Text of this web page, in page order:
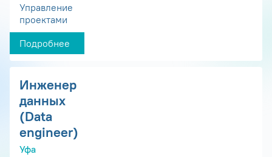
Управление
проектами
Подробнее
Инженер
данных
(Data
engineer)
Уфа